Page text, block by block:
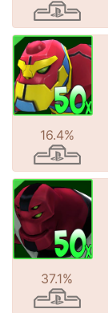
16.4%
37.1%